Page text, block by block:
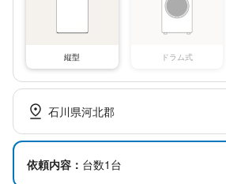
縦型 ドラム式
石川県河北郡
依頼内容： 台数1台